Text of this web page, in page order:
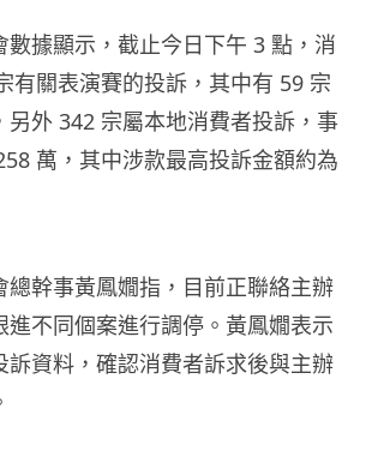
數據顯示，截止今日下午 3 點，消
有關表演賽的投訴，其中有 59 宗
另外 342 宗屬本地消費者投訴，事
萬，其中涉款最高投訴金額約為
總幹事黃鳳嫺指，目前正聯絡主辦
進不同個案進行調停。黃鳳嫺表示
訴資料，確認消費者訴求後與主辦